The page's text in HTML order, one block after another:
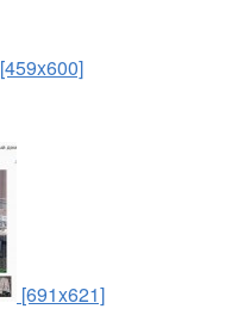
[459x600]
[691x621]